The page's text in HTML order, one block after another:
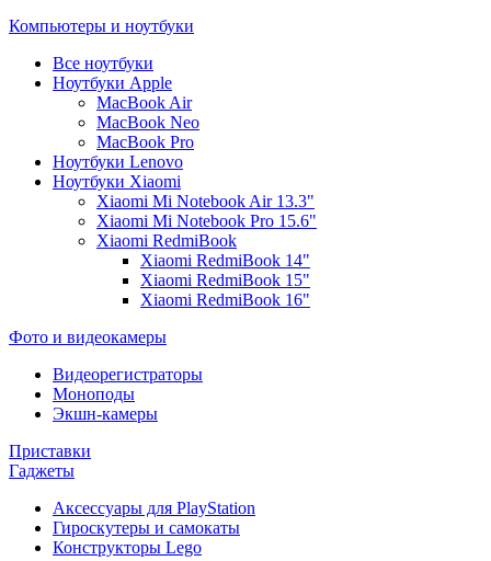
Компьютеры и ноутбуки
Все ноутбуки
Ноутбуки Apple
MacBook Air
MacBook Neo
MacBook Pro
Ноутбуки Lenovo
Ноутбуки Xiaomi
Xiaomi Mi Notebook Air 13.3"
Xiaomi Mi Notebook Pro 15.6"
Xiaomi RedmiBook
Xiaomi RedmiBook 14"
Xiaomi RedmiBook 15"
Xiaomi RedmiBook 16"
Фото и видеокамеры
Видеорегистраторы
Моноподы
Экшн-камеры
Приставки
Гаджеты
Аксессуары для PlayStation
Гироскутеры и самокаты
Конструкторы Lego